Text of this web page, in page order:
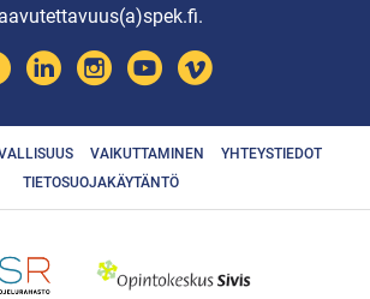
VAIKUTTAMINEN
YHTEYSTIEDOT
TIETOSUOJAKÄYTÄNTÖ